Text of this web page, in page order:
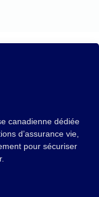
canadienne dédiée
d’assurance vie,
pour sécuriser